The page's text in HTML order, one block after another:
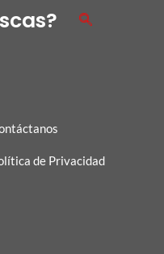
de Privacidad